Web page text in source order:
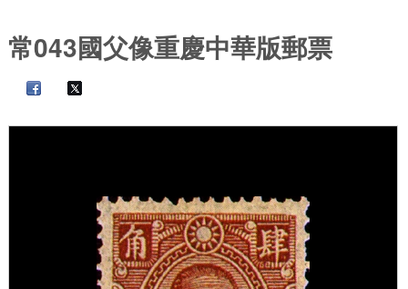
常043國父像重慶中華版郵票